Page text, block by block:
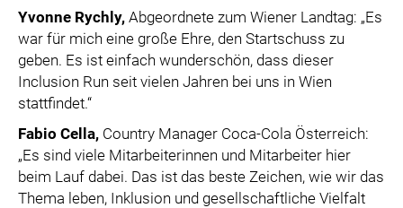
Yvonne Rychly, Abgeordnete zum Wiener Landtag: „Es
war für mich eine große Ehre, den Startschuss zu
geben. Es ist einfach wunderschön, dass dieser
Inclusion Run seit vielen Jahren bei uns in Wien
stattfindet.“
Fabio Cella, Country Manager Coca-Cola Österreich:
„Es sind viele Mitarbeiterinnen und Mitarbeiter hier
beim Lauf dabei. Das ist das beste Zeichen, wie wir das
Thema leben, Inklusion und gesellschaftliche Vielfalt